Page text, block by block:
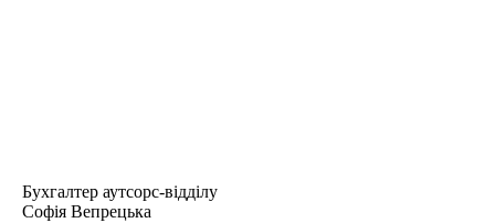
Бухгалтер аутсорс-відділу
Софія Вепрецька